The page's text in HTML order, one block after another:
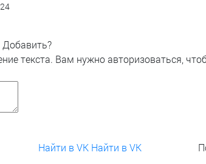
Добавить?
текста. Вам нужно авторизоваться,
Найти в VK Найти в VK